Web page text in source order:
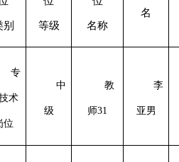
别 等级 名称
名
专
术
位
中
级
教
师31
李
亚男